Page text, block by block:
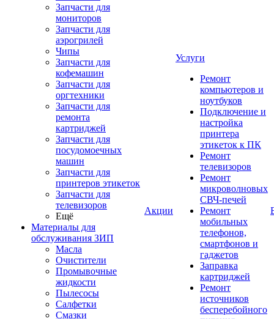
Запчасти для
мониторов
Запчасти для
аэрогрилей
Чипы
Запчасти для
кофемашин
Запчасти для
оргтехники
Запчасти для
ремонта
картриджей
Запчасти для
посудомоечных
машин
Запчасти для
принтеров этикеток
Запчасти для
телевизоров
Ещё
Материалы для
обслуживания ЗИП
Масла
Очистители
Промывочные
жидкости
Пылесосы
Салфетки
Смазки
Акции
Услуги
Ремонт
компьютеров и
ноутбуков
Подключение и
настройка
принтера
этикеток к ПК
Ремонт
телевизоров
Ремонт
микроволновых
СВЧ-печей
Ремонт
мобильных
телефонов,
смартфонов и
гаджетов
Заправка
картриджей
Ремонт
источников
бесперебойного